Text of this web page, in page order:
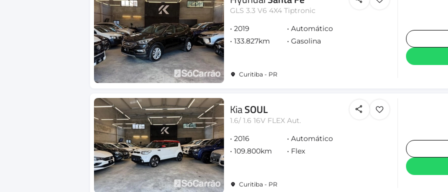
GLS 3.3 V6 4X4 Tiptronic
2019
Automático
133.827km
Gasolina
Curitiba - PR
KiaSOUL
1.6/ 1.6 16V FLEX Aut.
2016
Automático
109.800km
Flex
Curitiba - PR